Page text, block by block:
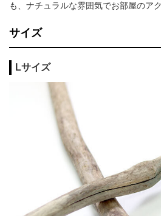
も、ナチュラルな雰囲気でお部屋のア
サイズ
Lサイズ